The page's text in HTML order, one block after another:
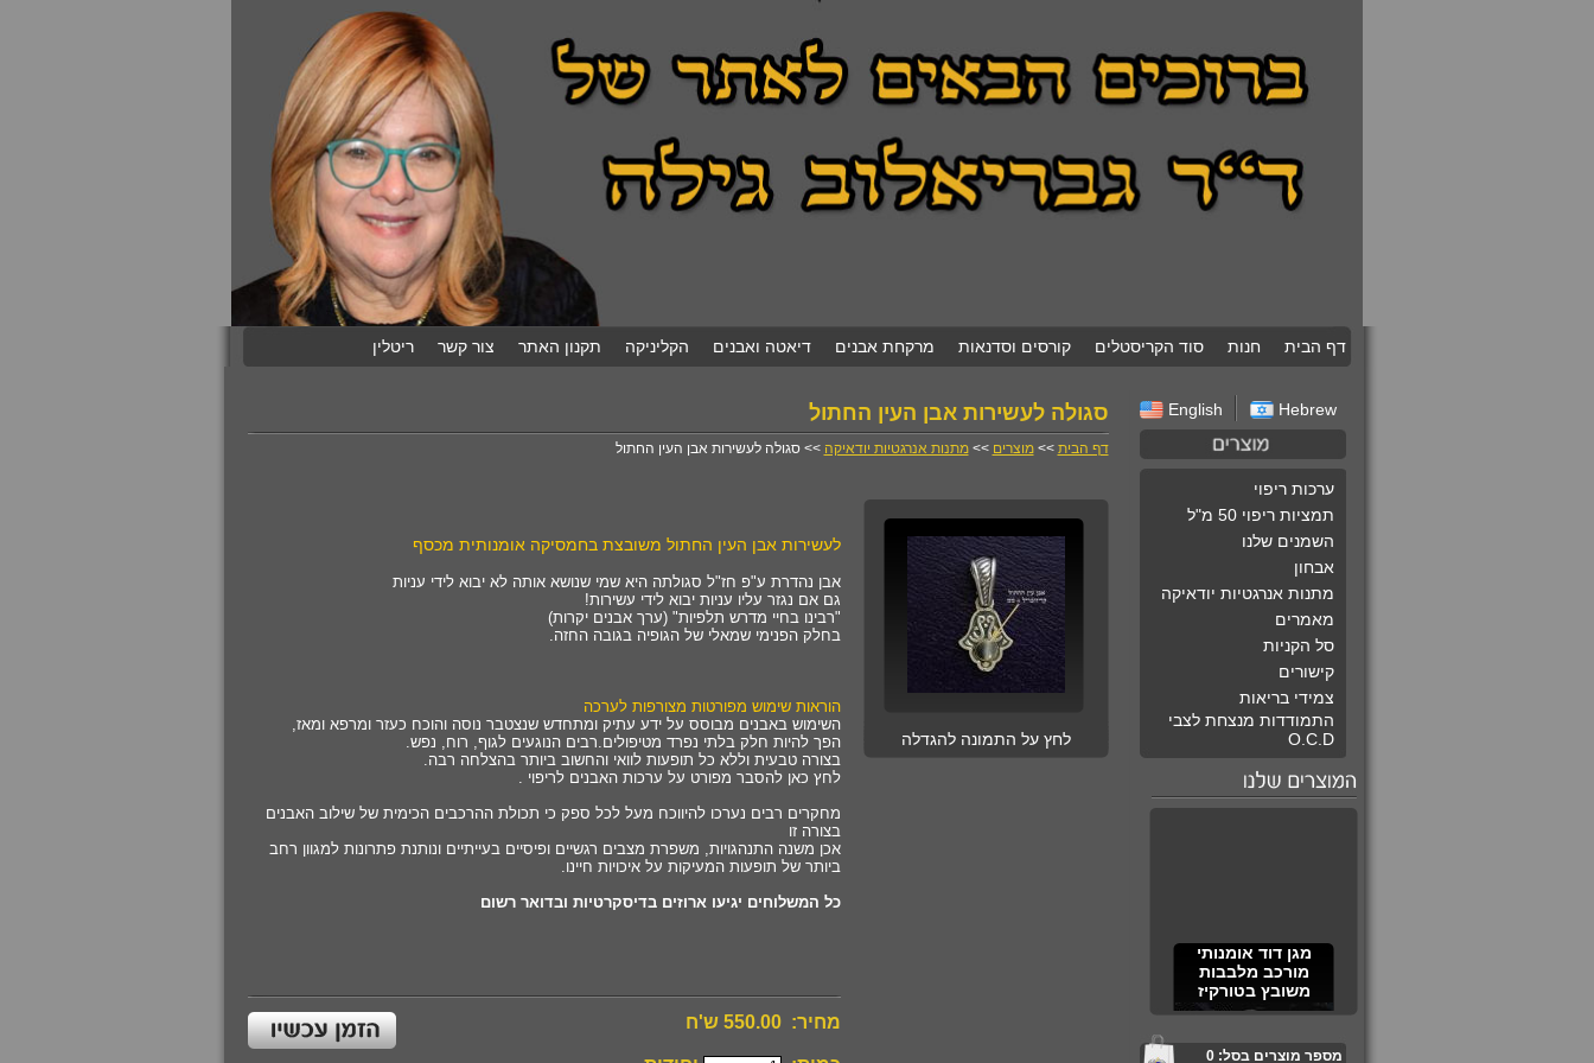
דף הבית חנות סוד הקריסטלים קורסים וסדנאות מרקחת אבנים דיאטה ואבנים הקליניקה תקנון האתר צור קשר ריטלין
Hebrew
English
ערכות ריפוי
תמציות ריפוי 50 מ"ל
השמנים שלנו
אבחון
מתנות אנרגטיות יודאיקה
מאמרים
סל הקניות
קישורים
צמידי בריאות
התמודדות מנצחת לצבי
O.C.D
מגן דוד אומנותי
מורכב מלבבות
משובץ בטורקיז
מספר מוצרים בסל: 0
סגולה לעשירות אבן העין החתול
דף הבית >>מוצרים >>מתנות אנרגטיות יודאיקה >> סגולה לעשירות אבן העין החתול
לחץ על התמונה להגדלה
לעשירות אבן העין החתול משובצת בחמסיקה אומנותית מכסף
אבן נהדרת ע"פ חז"ל סגולתה היא שמי שנושא אותה לא יבוא לידי עניות
גם אם נגזר עליו עניות יבוא לידי עשירות!
"רבינו בחיי מדרש תלפיות" (ערך אבנים יקרות)
בחלק הפנימי שמאלי של הגופיה בגובה החזה.
הוראות שימוש מפורטות מצורפות לערכה
השימוש באבנים מבוסס על ידע עתיק ומתחדש שנצטבר נוסה והוכח כעזר ומרפא ומאז,
הפך להיות חלק בלתי נפרד מטיפולים.רבים הנוגעים לגוף, רוח, נפש.
בצורה טבעית וללא כל תופעות לוואי והחשוב ביותר בהצלחה רבה.
לחץ כאן להסבר מפורט על ערכות האבנים לריפוי .
מחקרים רבים נערכו להיווכח מעל לכל ספק כי תכולת ההרכבים הכימית של שילוב האבנים
בצורה זו
אכן משנה התנהגויות, משפרת מצבים רגשיים ופיסיים בעייתיים ונותנת פתרונות למגוון רחב
ביותר של תופעות המעיקות על איכויות חיינו.
כל המשלוחים יגיעו ארוזים בדיסקרטיות ובדואר רשום
מחיר: 550.00 ש'ח